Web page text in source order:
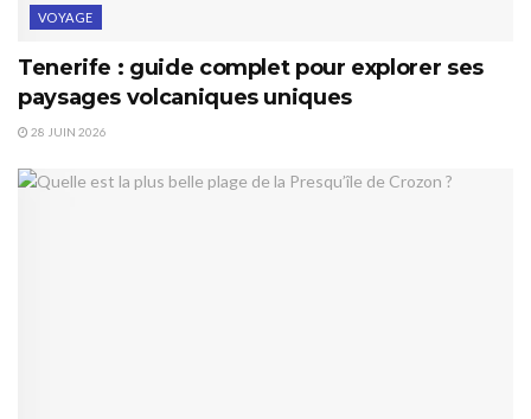
VOYAGE
Tenerife : guide complet pour explorer ses
paysages volcaniques uniques
28 JUIN 2026